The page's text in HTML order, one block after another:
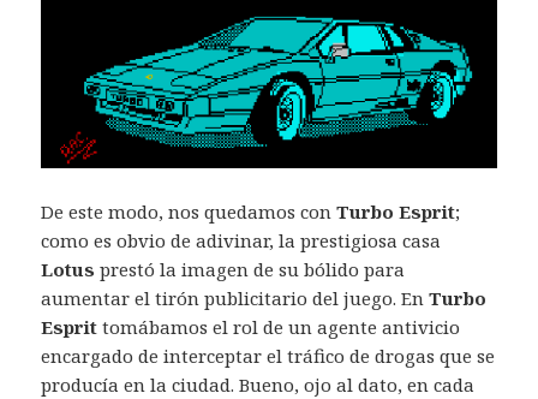
De este modo, nos quedamos conTurbo Esprit;
como es obvio de adivinar, la prestigiosa casa
Lotus prestó la imagen de su bólido para
aumentar el tirón publicitario del juego. EnTurbo
Esprit tomábamos el rol de un agente antivicio
encargado de interceptar el tráfico de drogas que se
producía en la ciudad. Bueno, ojo al dato, en cada